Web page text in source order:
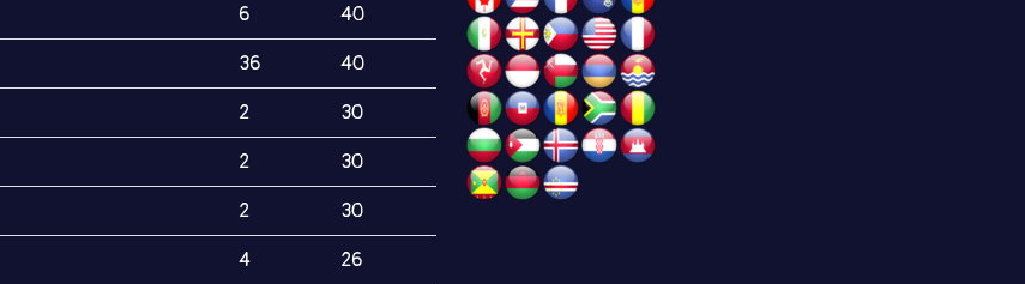
6 40
36 40
2 30
2 30
2 30
4 26